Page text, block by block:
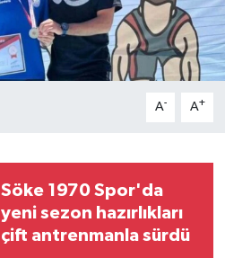
A- A+
Söke 1970 Spor'da
yeni sezon hazırlıkları
çift antrenmanla sürdü